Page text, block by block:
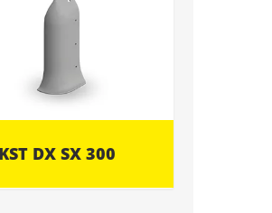
KST DX SX 300